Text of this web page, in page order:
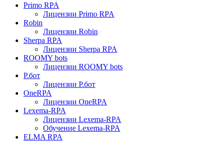
Primo RPA
Лицензии Primo RPA
Robin
Лицензии Robin
Sherpa RPA
Лицензии Sherpa RPA
ROOMY bots
Лицензии ROOMY bots
Р.бот
Лицензии Р.бот
OneRPA
Лицензии OneRPA
Lexema-RPA
Лицензии Lexema-RPA
Обучение Lexema-RPA
ELMA RPA